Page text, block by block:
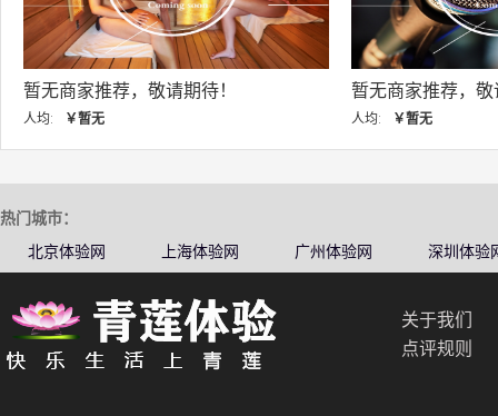
暂无商家推荐，敬请期待！
人均: ￥暂无
暂无商家推荐，
人均: ￥暂无
热门城市：
北京体验网
上海体验网 广州体验网 深圳体验
关于我们
点评规则